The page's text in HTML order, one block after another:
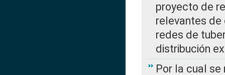
proyecto de
relevantes de
redes de
distribución
Por la cual se